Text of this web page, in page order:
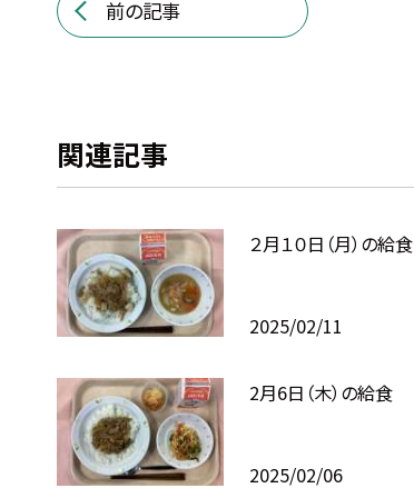
前の記事
関連記事
２月１０日（月）の給食
2025/02/11
2月6日（木）の給食
2025/02/06